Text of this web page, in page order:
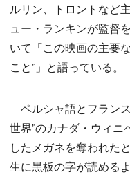
ルリン、トロントなど
ュー・ランキンが監督
いて「この映画の主要
こと”」と語っている。
ペルシャ語とフラン
世界”のカナダ・ウィ
したメガネを奪われた
生に黒板の字が読める